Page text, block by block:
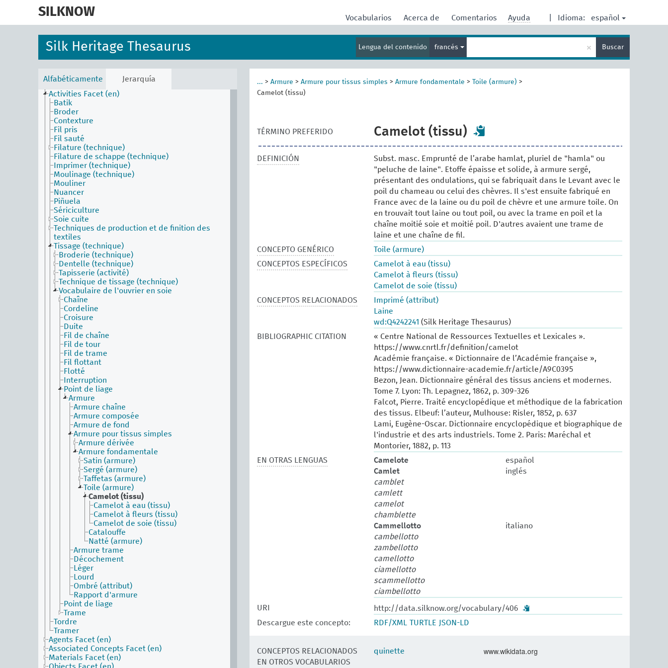
SILKNOW Idioma: español
Vocabularios Acerca de Comentarios Ayuda
Silk Heritage Thesaurus Lengua del contenido francés
term
× Buscar
Alfabéticamente
Jerarquía
Activities Facet (en)
Batik
Broder
Contexture
Fil pris
Fil sauté
Filature (technique)
Filature de schappe (technique)
Imprimer (technique)
Moulinage (technique)
Mouliner
Nuancer
Piñuela
Sériciculture
Soie cuite
Techniques de production et de finition des
textiles
Tissage (technique)
Broderie (technique)
Dentelle (technique)
Tapisserie (activité)
Technique de tissage (technique)
Vocabulaire de l'ouvrier en soie
Chaîne
Cordeline
Croisure
Duite
Fil de chaîne
Fil de tour
Fil de trame
Fil flottant
Flotté
Interruption
Point de liage
Armure
Armure chaîne
Armure composée
Armure de fond
Armure pour tissus simples
Armure dérivée
Armure fondamentale
Satin (armure)
Sergé (armure)
Taffetas (armure)
Toile (armure)
Camelot (tissu)
Camelot à eau (tissu)
Camelot à fleurs (tissu)
Camelot de soie (tissu)
Catalouffe
Natté (armure)
Armure trame
Décochement
Léger
Lourd
Ombré (attribut)
Rapport d'armure
Point de liage
Trame
Tordre
Tramer
Agents Facet (en)
Associated Concepts Facet (en)
Materials Facet (en)
... > Armure > Armure pour tissus simples > Armure fondamentale > Toile (armure) >
Camelot (tissu)
TÉRMINO PREFERIDO Camelot (tissu)
DEFINICIÓN
Subst. masc. Emprunté de l’arabe hamlat, pluriel de "hamla" ou
"peluche de laine". Etoffe épaisse et solide, à armure sergé,
présentant des ondulations, qui se fabriquait dans le Levant avec le
poil du chameau ou celui des chèvres. Il s'est ensuite fabriqué en
France avec de la laine ou du poil de chèvre et une armure toile. On
en trouvait tout laine ou tout poil, ou avec la trame en poil et la
chaîne moitié soie et moitié poil. D'autres avaient une trame de
laine et une chaîne de fil.
CONCEPTO GENÉRICO
Toile (armure)
CONCEPTOS ESPECÍFICOS
Camelot à eau (tissu)
Camelot à fleurs (tissu)
Camelot de soie (tissu)
CONCEPTOS RELACIONADOS
Imprimé (attribut)
Laine
wd:Q4242241 (Silk Heritage Thesaurus)
BIBLIOGRAPHIC CITATION
« Centre National de Ressources Textuelles et Lexicales ».
https://www.cnrtl.fr/definition/camelot
Académie française. « Dictionnaire de l’Académie française »,
https://www.dictionnaire-academie.fr/article/A9C0395
Bezon, Jean. Dictionnaire général des tissus anciens et modernes.‎
Tome 7. Lyon: Th. Lepagnez, 1862, p. 309-326
Falcot, Pierre. Traité encyclopédique et méthodique de la fabrication
des tissus. Elbeuf: l’auteur, Mulhouse: Risler, 1852, p. 637
Lami, Eugène-Oscar. Dictionnaire encyclopédique et biographique de
l'industrie et des arts industriels. Tome 2. Paris: Maréchal et
Montorier, 1882, p. 113
EN OTRAS LENGUAS
Camelote
español
Camlet
inglés
camblet
camlett
camelot
chamblette
Cammellotto
italiano
cambellotto
zambellotto
camellotto
ciamellotto
scammellotto
ciambellotto
URI
http://data.silknow.org/vocabulary/406
Descargue este concepto:
RDF/XML TURTLE JSON-LD
CONCEPTOS RELACIONADOS
EN OTROS VOCABULARIOS
quinette www.wikidata.org